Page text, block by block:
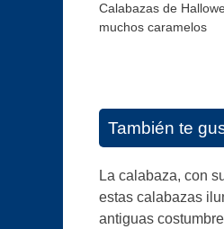
Calabazas de
muchos caramelos
También te
La calabaza, con
estas calabazas
antiguas